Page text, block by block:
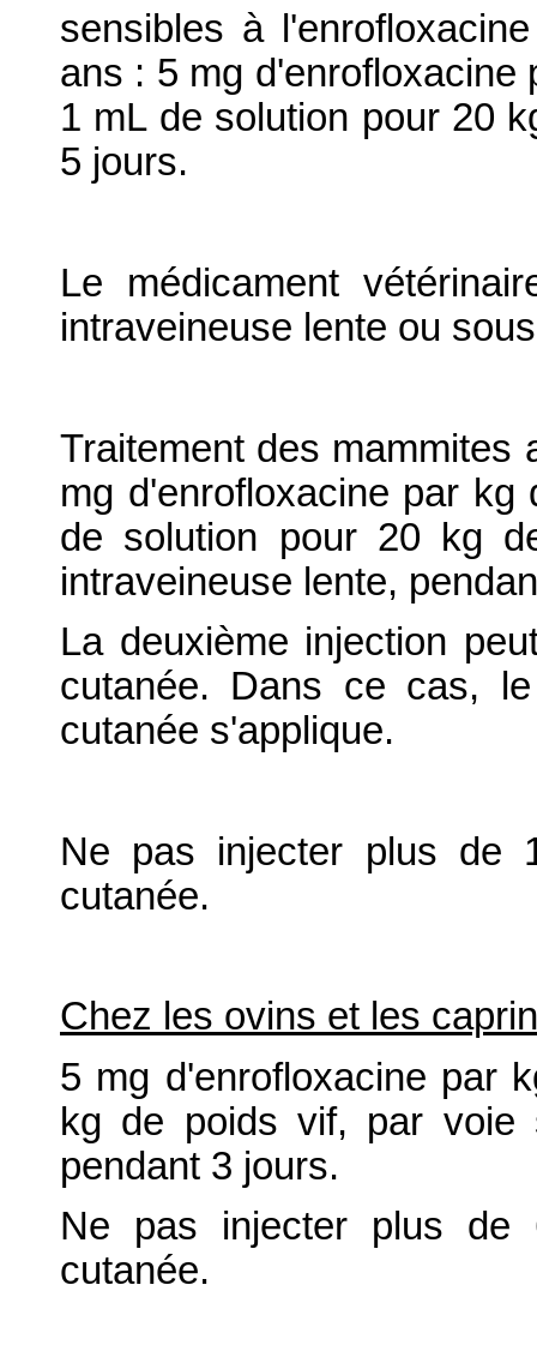
sensibles à
ans : 5 mg d'enrofloxacine
1 mL de solution pour 20
5 jours.
Le médicament
intraveineuse lente ou
Traitement des mammites
mg d'enrofloxacine par
de solution pour 20 kg
intraveineuse lente,
La deuxième injection
cutanée. Dans ce cas,
cutanée s'applique.
Ne pas injecter plus de
cutanée.
Chez les ovins et les
5 mg d'enrofloxacine par
kg de poids vif, par voie
pendant 3 jours.
Ne pas injecter plus de
cutanée.